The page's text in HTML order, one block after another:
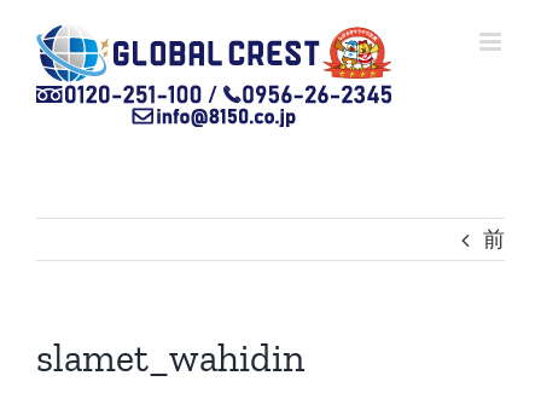
content
前
slamet_wahidin